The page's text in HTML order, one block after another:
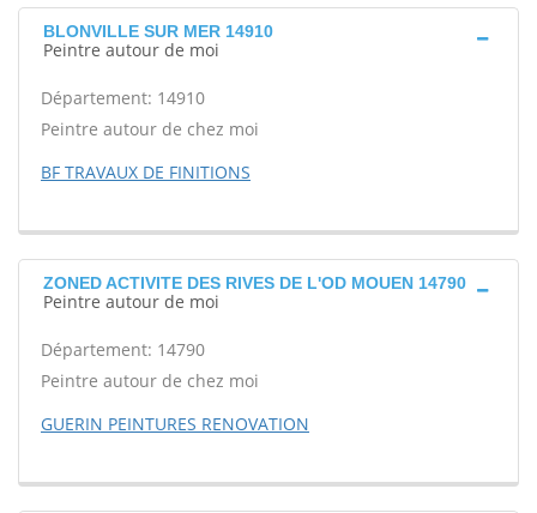
BLONVILLE SUR MER 14910
Peintre autour de moi
Département: 14910
Peintre autour de chez moi
BF TRAVAUX DE FINITIONS
ZONED ACTIVITE DES RIVES DE L'OD MOUEN 14790
Peintre autour de moi
Département: 14790
Peintre autour de chez moi
GUERIN PEINTURES RENOVATION